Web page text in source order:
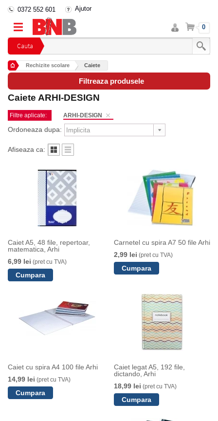
Cauta
0372 552 601 Ajutor
Intra
in
cont
Cos 0
Rechizite scolare Caiete
Filtreaza produsele
Caiete ARHI-DESIGN
Filtre aplicate: ARHI-DESIGN
Ordoneaza dupa:
Afiseaza ca:
Caiet A5, 48 file, repertoar,
matematica, Arhi
6,99 lei (pret cu TVA)
Carnetel cu spira A7 50 file Arhi
2,99 lei (pret cu TVA)
Caiet cu spira A4 100 file Arhi
14,99 lei (pret cu TVA)
Caiet legat A5, 192 file,
dictando, Arhi
18,99 lei (pret cu TVA)